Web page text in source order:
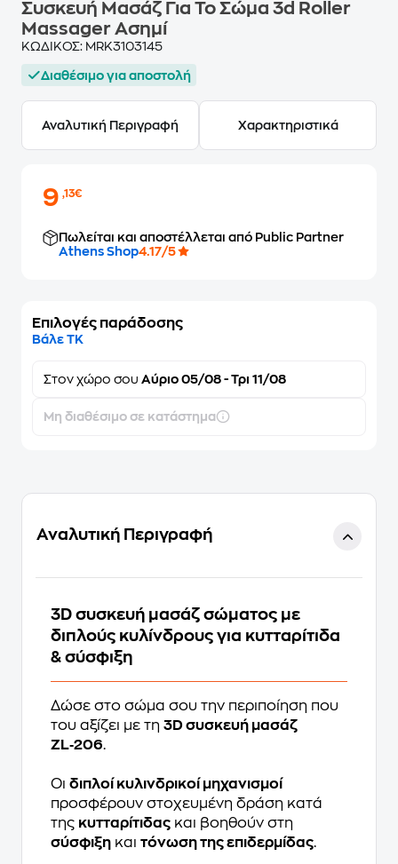
Συσκευή Μασάζ Για Το Σώμα 3d Roller
Massager Ασημί
ΚΩΔΙΚΟΣ: MRK3103145
Διαθέσιμο για αποστολή
Αναλυτική Περιγραφή Χαρακτηριστικά
9,13€
Πωλείται και αποστέλλεται από Public Partner
Athens Shop4.17/5
Επιλογές παράδοσης
Βάλε ΤΚ
Στον χώρο σου Αύριο 05/08 - Τρι 11/08
Μη διαθέσιμο σε κατάστημα
Αναλυτική Περιγραφή
3D συσκευή μασάζ σώματος με
διπλούς κυλίνδρους για κυτταρίτιδα
& σύσφιξη
Δώσε στο σώμα σου την περιποίηση που
του αξίζει με τη 3D συσκευή μασάζ
ZL‑206.
Οι διπλοί κυλινδρικοί μηχανισμοί
προσφέρουν στοχευμένη δράση κατά
της κυτταρίτιδας και βοηθούν στη
σύσφιξη και τόνωση της επιδερμίδας.